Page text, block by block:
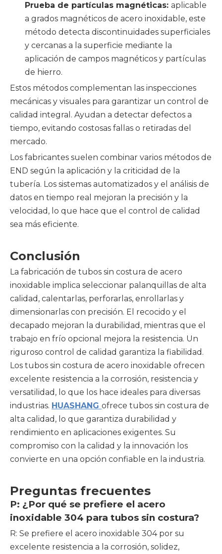
Prueba de partículas magnéticas: aplicable
a grados magnéticos de acero inoxidable, este
método detecta discontinuidades superficiales
y cercanas a la superficie mediante la
aplicación de campos magnéticos y partículas
de hierro.
Estos métodos complementan las inspecciones
mecánicas y visuales para garantizar un control de
calidad integral. Ayudan a detectar defectos a
tiempo, evitando costosas fallas o retiradas del
mercado.
Los fabricantes suelen combinar varios métodos de
END según la aplicación y la criticidad de la
tubería. Los sistemas automatizados y el análisis de
datos en tiempo real mejoran la precisión y la
velocidad, lo que hace que el control de calidad
sea más eficiente.
Conclusión
La fabricación de tubos sin costura de acero
inoxidable implica seleccionar palanquillas de alta
calidad, calentarlas, perforarlas, enrollarlas y
dimensionarlas con precisión. El recocido y el
decapado mejoran la durabilidad, mientras que el
trabajo en frío opcional mejora la resistencia. Un
riguroso control de calidad garantiza la fiabilidad.
Los tubos sin costura de acero inoxidable ofrecen
excelente resistencia a la corrosión, resistencia y
versatilidad, lo que los hace ideales para diversas
industrias. HUASHANG ofrece tubos sin costura de
alta calidad, lo que garantiza durabilidad y
rendimiento en aplicaciones exigentes. Su
compromiso con la calidad y la innovación los
convierte en una opción confiable en la industria.
Preguntas frecuentes
P: ¿Por qué se prefiere el acero
inoxidable 304 para tubos sin costura?
R: Se prefiere el acero inoxidable 304 por su
excelente resistencia a la corrosión, solidez,